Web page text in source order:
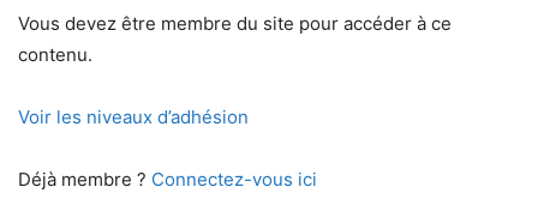
Vous devez être membre du site pour accéder à ce
contenu.
Voir les niveaux d’adhésion
Déjà membre ? Connectez-vous ici